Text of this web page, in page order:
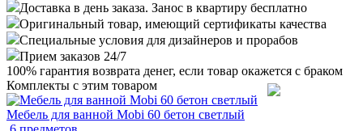
Доставка в день заказа. Занос в квартиру бесплатно
Оригинальный товар, имеющий сертификаты качества
Специальные условия для дизайнеров и прорабов
Прием заказов 24/7
100% гарантия возврата денег, если товар окажется с браком
Комплекты с этим товаром
Мебель для ванной Mobi 60 бетон светлый